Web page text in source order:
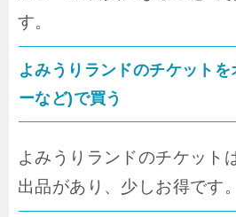
す。
よみうりランドのチケット
ーなど)で買う
よみうりランドのチケット
出品があり、少しお得です。